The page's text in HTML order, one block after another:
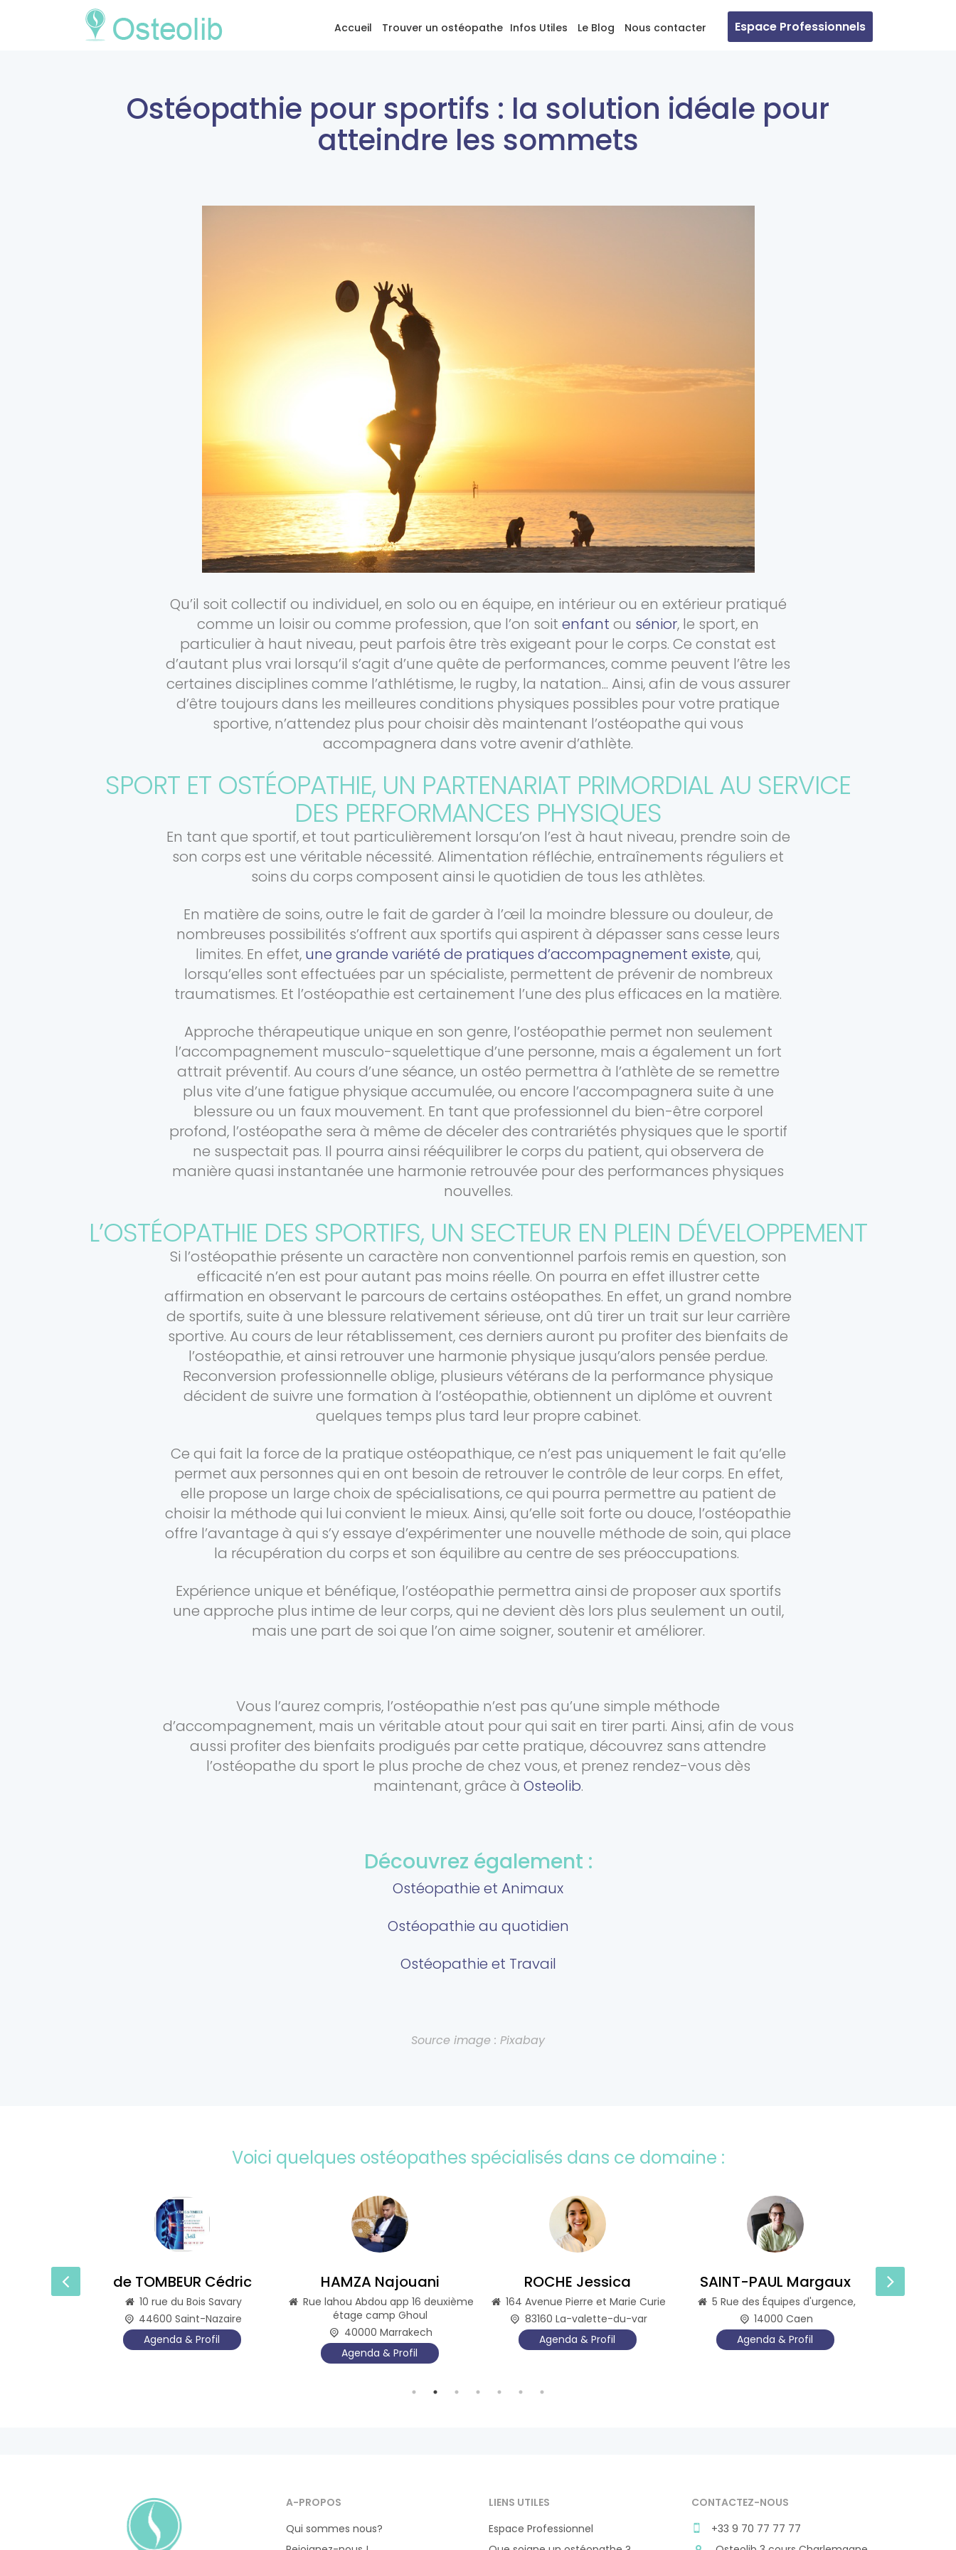
Espace Professionnels
Accueil Trouver un ostéopathe Infos Utiles Le Blog Nous contacter
Ostéopathie pour sportifs : la solution idéale pour
atteindre les sommets
Qu’il soit collectif ou individuel, en solo ou en équipe, en intérieur ou en extérieur pratiqué
comme un loisir ou comme profession, que l’on soit enfant ou sénior, le sport, en
particulier à haut niveau, peut parfois être très exigeant pour le corps. Ce constat est
d’autant plus vrai lorsqu’il s’agit d’une quête de performances, comme peuvent l’être les
certaines disciplines comme l’athlétisme, le rugby, la natation... Ainsi, afin de vous assurer
d’être toujours dans les meilleures conditions physiques possibles pour votre pratique
sportive, n’attendez plus pour choisir dès maintenant l’ostéopathe qui vous
accompagnera dans votre avenir d’athlète.
SPORT ET OSTÉOPATHIE, UN PARTENARIAT PRIMORDIAL AU SERVICE
DES PERFORMANCES PHYSIQUES
En tant que sportif, et tout particulièrement lorsqu’on l’est à haut niveau, prendre soin de
son corps est une véritable nécessité. Alimentation réfléchie, entraînements réguliers et
soins du corps composent ainsi le quotidien de tous les athlètes.
En matière de soins, outre le fait de garder à l’œil la moindre blessure ou douleur, de
nombreuses possibilités s’offrent aux sportifs qui aspirent à dépasser sans cesse leurs
limites. En effet, une grande variété de pratiques d’accompagnement existe, qui,
lorsqu’elles sont effectuées par un spécialiste, permettent de prévenir de nombreux
traumatismes. Et l’ostéopathie est certainement l’une des plus efficaces en la matière.
Approche thérapeutique unique en son genre, l’ostéopathie permet non seulement
l’accompagnement musculo-squelettique d’une personne, mais a également un fort
attrait préventif. Au cours d’une séance, un ostéo permettra à l’athlète de se remettre
plus vite d’une fatigue physique accumulée, ou encore l’accompagnera suite à une
blessure ou un faux mouvement. En tant que professionnel du bien-être corporel
profond, l’ostéopathe sera à même de déceler des contrariétés physiques que le sportif
ne suspectait pas. Il pourra ainsi rééquilibrer le corps du patient, qui observera de
manière quasi instantanée une harmonie retrouvée pour des performances physiques
nouvelles.
L’OSTÉOPATHIE DES SPORTIFS, UN SECTEUR EN PLEIN DÉVELOPPEMENT
Si l’ostéopathie présente un caractère non conventionnel parfois remis en question, son
efficacité n’en est pour autant pas moins réelle. On pourra en effet illustrer cette
affirmation en observant le parcours de certains ostéopathes. En effet, un grand nombre
de sportifs, suite à une blessure relativement sérieuse, ont dû tirer un trait sur leur carrière
sportive. Au cours de leur rétablissement, ces derniers auront pu profiter des bienfaits de
l’ostéopathie, et ainsi retrouver une harmonie physique jusqu’alors pensée perdue.
Reconversion professionnelle oblige, plusieurs vétérans de la performance physique
décident de suivre une formation à l’ostéopathie, obtiennent un diplôme et ouvrent
quelques temps plus tard leur propre cabinet.
Ce qui fait la force de la pratique ostéopathique, ce n’est pas uniquement le fait qu’elle
permet aux personnes qui en ont besoin de retrouver le contrôle de leur corps. En effet,
elle propose un large choix de spécialisations, ce qui pourra permettre au patient de
choisir la méthode qui lui convient le mieux. Ainsi, qu’elle soit forte ou douce, l’ostéopathie
offre l’avantage à qui s’y essaye d’expérimenter une nouvelle méthode de soin, qui place
la récupération du corps et son équilibre au centre de ses préoccupations.
Expérience unique et bénéfique, l’ostéopathie permettra ainsi de proposer aux sportifs
une approche plus intime de leur corps, qui ne devient dès lors plus seulement un outil,
mais une part de soi que l’on aime soigner, soutenir et améliorer.
Vous l’aurez compris, l’ostéopathie n’est pas qu’une simple méthode
d’accompagnement, mais un véritable atout pour qui sait en tirer parti. Ainsi, afin de vous
aussi profiter des bienfaits prodigués par cette pratique, découvrez sans attendre
l’ostéopathe du sport le plus proche de chez vous, et prenez rendez-vous dès
maintenant, grâce à Osteolib.
Découvrez également :
Ostéopathie et Animaux
Ostéopathie au quotidien
Ostéopathie et Travail
Source image : Pixabay
Voici quelques ostéopathes spécialisés dans ce domaine :
de TOMBEUR Cédric
10 rue du Bois Savary
44600 Saint-Nazaire
Agenda & Profil
HAMZA Najouani
Rue lahou Abdou app 16 deuxième
étage camp Ghoul
40000 Marrakech
Agenda & Profil
ROCHE Jessica
164 Avenue Pierre et Marie Curie
83160 La-valette-du-var
Agenda & Profil
SAINT-PAUL Margaux
5 Rue des Équipes d'urgence,
14000 Caen
Agenda & Profil
A-PROPOS
Qui sommes nous?
LIENS UTILES
Espace Professionnel
CONTACTEZ-NOUS
+33 9 70 77 77 77